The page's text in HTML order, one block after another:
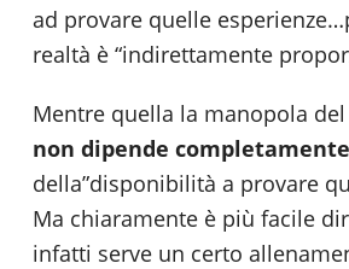
ad provare quelle
realtà è “indirettamente
Mentre quella la manopola del
non dipende
della”disponibilità a provare
Ma chiaramente è più facile
infatti serve un certo